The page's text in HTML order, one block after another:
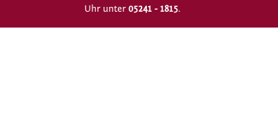
Uhr unter05241 - 1815.